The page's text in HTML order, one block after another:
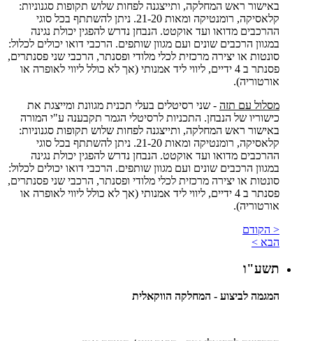
באישור ראש המחלקה, ותייצגנה לפחות שלוש תקופות סגנוניות:
קלאסיקה, רומנטיקה ומאות 21-20. ניתן להשתתף בכל סוגי
ההרכבים מדואו ועד אוקטט. הנבחן נדרש להפגין יכולת נגינה
במגוון הרכבים שונים ועם מגוון שותפים. הרכבי דואו יכולים לכלול:
סונטות או יצירה מרכזית לכלי מלודי ופסנתר, הרכבי שני פסנתרים,
פסנתר ב 4 ידיים, ליווי ליד אמנותי (אך לא כולל ליווי לאופרה או
אורטוריה).
מסלול עם תזה - שני רסיטלים בעלי תכנית מגוונת ומייצגת את
כישוריו של הנבחן. התכניות לרסיטלי הגמר תקבענה ע"י המורה
באישור ראש המחלקה, ותייצגנה לפחות שלוש תקופות סגנוניות:
קלאסיקה, רומנטיקה ומאות 21-20. ניתן להשתתף בכל סוגי
ההרכבים מדואו ועד אוקטט. הנבחן נדרש להפגין יכולת נגינה
במגוון הרכבים שונים ועם מגוון שותפים. הרכבי דואו יכולים לכלול:
סונטות או יצירה מרכזית לכלי מלודי ופסנתר, הרכבי שני פסנתרים,
פסנתר ב 4 ידיים, ליווי ליד אמנותי (אך לא כולל ליווי לאופרה או
אורטוריה).
< הקודם
הבא >
תשע"ו
המגמה לביצוע - המחלקה הווקאלית